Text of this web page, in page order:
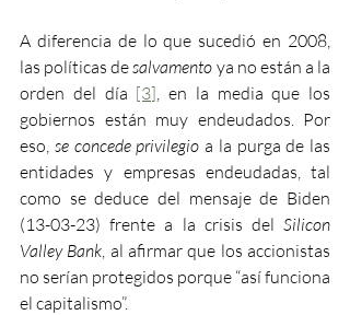
A diferencia de lo que sucedió en 2008,
las políticas de salvamento ya no están a la
orden del día [3], en la media que los
gobiernos están muy endeudados. Por
eso, se concede privilegio a la purga de las
entidades y empresas endeudadas, tal
como se deduce del mensaje de Biden
(13-03-23) frente a la crisis del Silicon
Valley Bank, al afirmar que los accionistas
no serían protegidos porque “así funciona
el capitalismo”.